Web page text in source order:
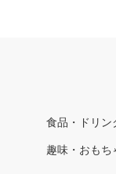
食品・ドリン
趣味・おもち